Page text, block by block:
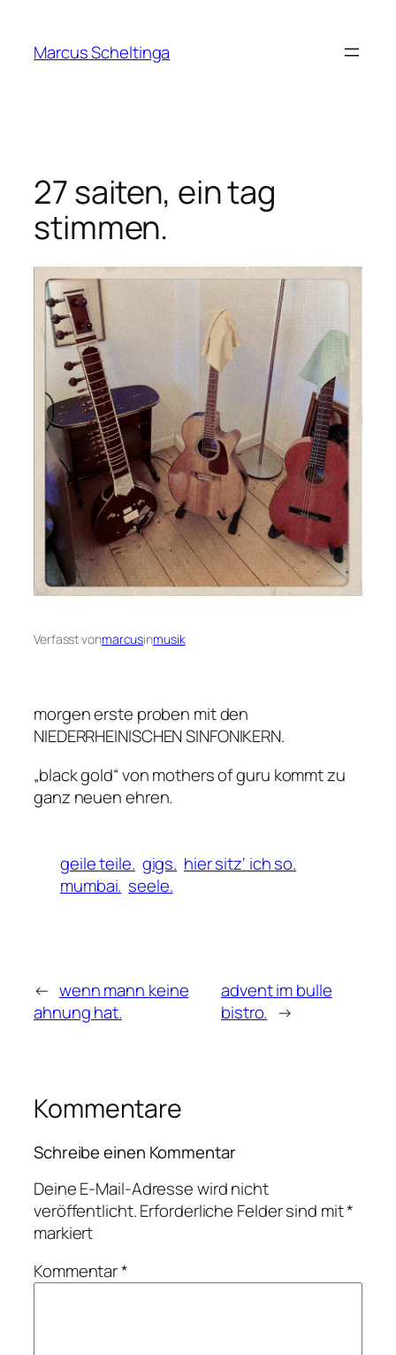
springen
Marcus Scheltinga
27 saiten, ein tag
stimmen.
Verfasst vonmarcusinmusik
morgen erste proben mit den
NIEDERRHEINISCHEN SINFONIKERN.
„black gold“ von mothers of guru kommt zu
ganz neuen ehren.
geile teile. gigs. hier sitz‘ ich so.
mumbai. seele.
← wenn mann keine
ahnung hat.
advent im bulle
bistro. →
Kommentare
Schreibe einen Kommentar
Deine E-Mail-Adresse wird nicht
veröffentlicht.Erforderliche Felder sind mit*
markiert
Kommentar*